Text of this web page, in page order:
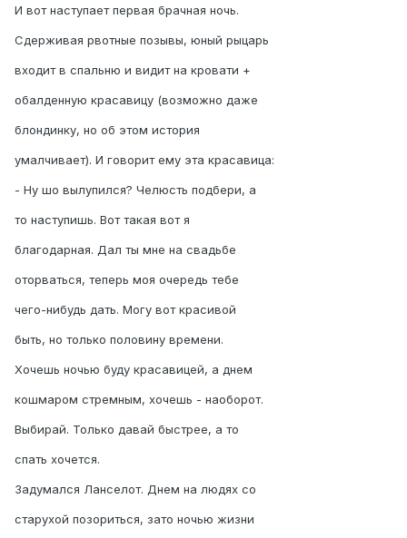
И вот наступает первая брачная ночь.
Сдерживая рвотные позывы, юный рыцарь
входит в спальню и видит на кровати +
обалденную красавицу (возможно даже
блондинку, но об этом история
умалчивает). И говорит ему эта красавица:
- Ну шо вылупился? Челюсть подбери, а
то наступишь. Вот такая вот я
благодарная. Дал ты мне на свадьбе
оторваться, теперь моя очередь тебе
чего-нибудь дать. Могу вот красивой
быть, но только половину времени.
Хочешь ночью буду красавицей, а днем
кошмаром стремным, хочешь - наоборот.
Выбирай. Только давай быстрее, а то
спать хочется.
Задумался Ланселот. Днем на людях со
старухой позориться, зато ночью жизни